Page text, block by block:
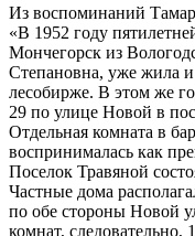
Из воспоминаний
«В 1952 году
Мончегорск из
Степановна, уже жила
лесобирже. В этом же
29 по улице Новой в
Отдельная комната в
воспринималась как
Поселок Травяной
Частные дома
по обе стороны Новой
комнат, следовательно,